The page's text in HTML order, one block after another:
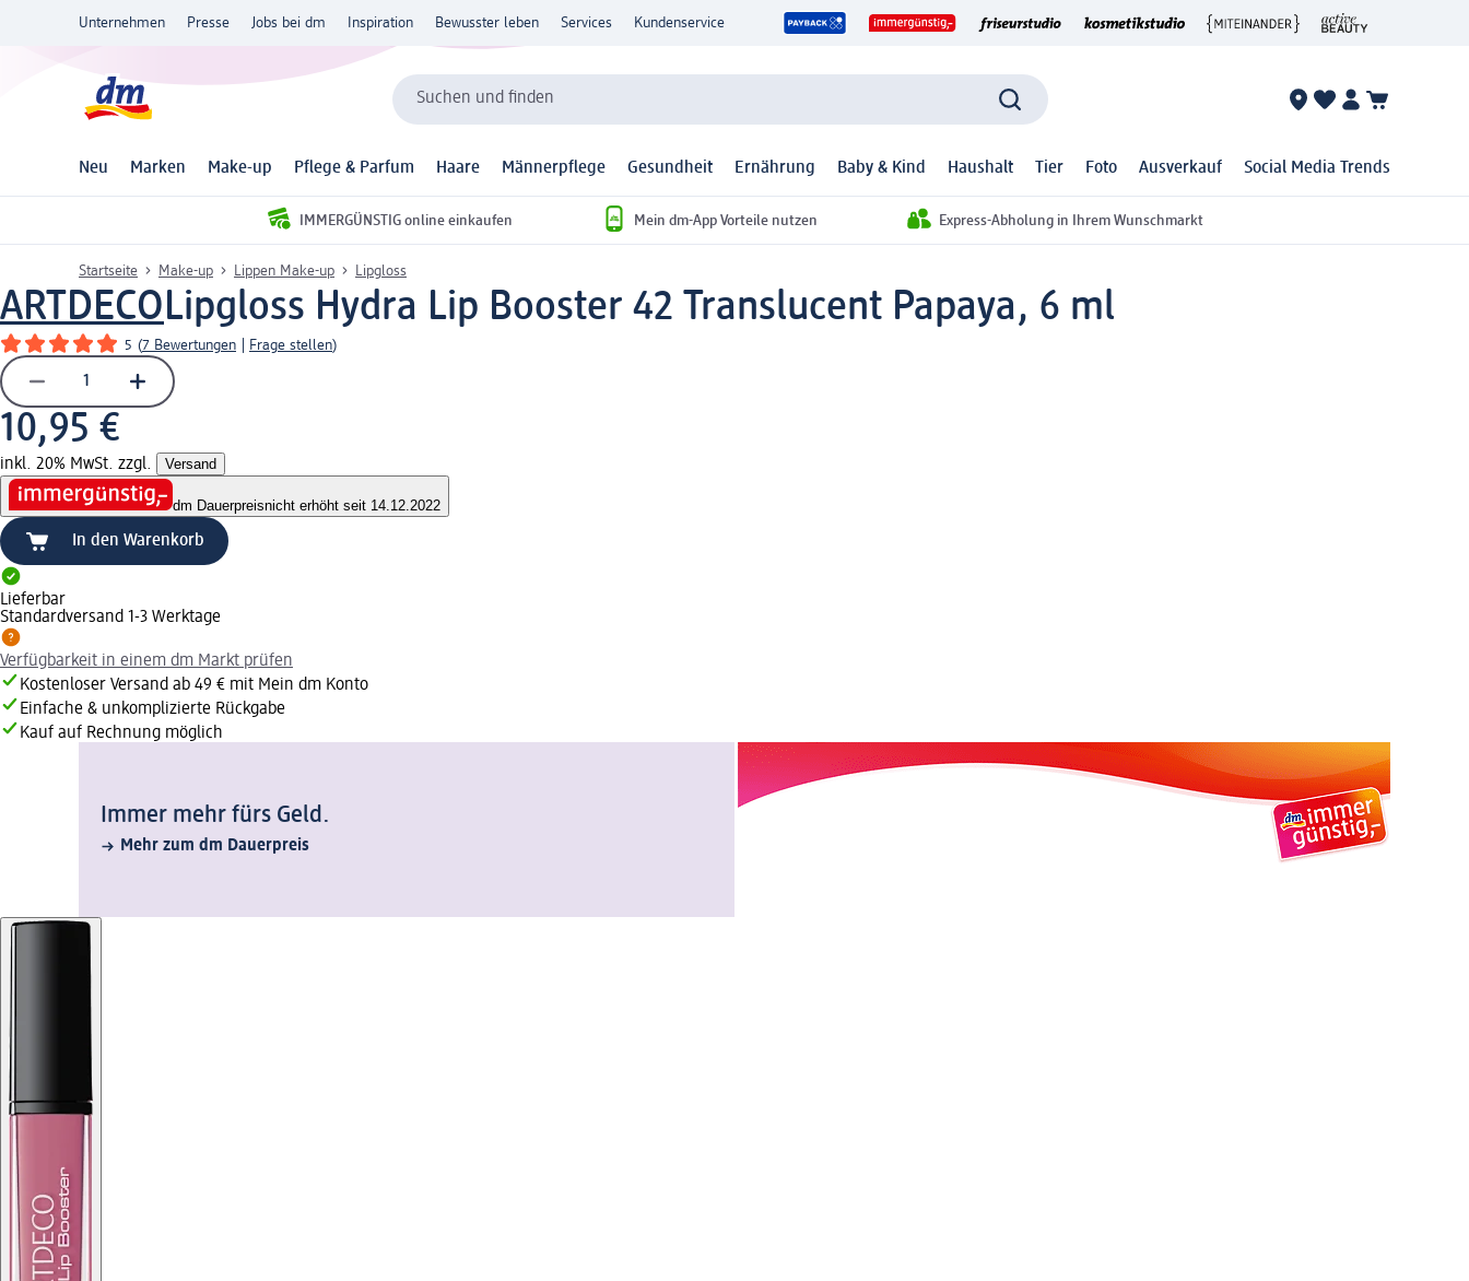
Unternehmen Presse Jobs bei dm Inspiration Bewusster leben Services Kundenservice
Suchen und finden
Neu Marken Make-up Pflege & Parfum Haare Männerpflege Gesundheit Ernährung Baby & Kind Haushalt Tier Foto Ausverkauf Social Media Trends
IMMERGÜNSTIG online einkaufen Mein dm-App Vorteile nutzen Express-Abholung in Ihrem Wunschmarkt
Startseite Make-up Lippen Make-up Lipgloss
ARTDECOLipgloss Hydra Lip Booster 42 Translucent Papaya, 6 ml
5 (7 Bewertungen Frage stellen)
10,95 €
inkl. 20% MwSt. zzgl. Versand
dm Dauerpreisnicht erhöht seit 14.12.2022
In den Warenkorb
Lieferbar
Standardversand 1-3 Werktage
Verfügbarkeit in einem dm Markt prüfen
Kostenloser Versand ab 49 € mit Mein dm Konto
Einfache & unkomplizierte Rückgabe
Kauf auf Rechnung möglich
Immer mehr fürs Geld.
Mehr zum dm Dauerpreis